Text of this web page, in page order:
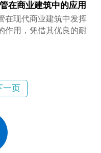
在商业建筑中的应用
-[大世界]
在现代商业建筑中发挥
作用，凭借其优良的耐
。
一页